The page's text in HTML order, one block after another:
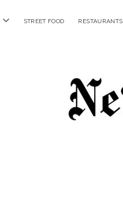
Menü
STREET FOOD RESTAURANTS